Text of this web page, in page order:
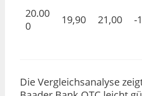
20.00
0
19,90 21,00 -
Die Vergleichsanalyse